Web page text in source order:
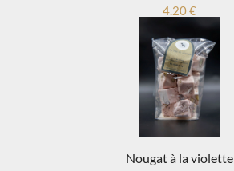
4.20 €
Nougat à la violette